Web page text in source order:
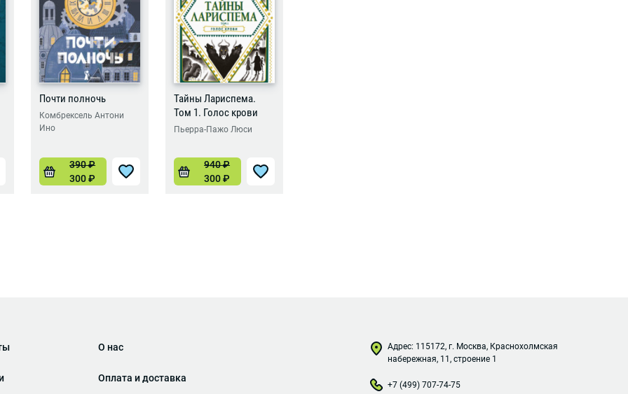
Почти полночь
Комбрексель Антони
Ино
390₽
300₽
Тайны Лариспема.
Том 1. Голос крови
Пьерра-Пажо Люси
940₽
300₽
О нас
Оплата и доставка
Адрес: 115172, г. Москва, Краснохолмская
набережная, 11, строение 1
+7 (499) 707-74-75